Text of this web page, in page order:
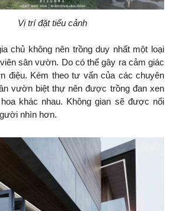
Vị trí đặt tiểu cảnh
chủ không nên trồng duy nhất một loại
sân vườn. Do có thể gây ra cảm giác
điệu. Kém theo tư vấn của các chuyên
vườn biệt thự nên được trồng đan xen
khác nhau. Không gian sẽ được nổi
nhìn hơn.